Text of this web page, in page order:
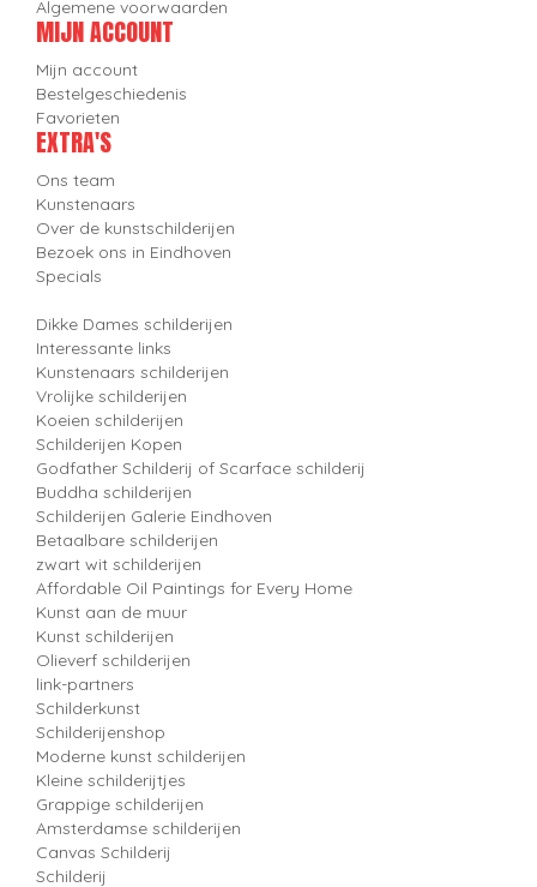
Algemene voorwaarden
MIJN ACCOUNT
Mijn account
Bestelgeschiedenis
Favorieten
EXTRA'S
Ons team
Kunstenaars
Over de kunstschilderijen
Bezoek ons in Eindhoven
Specials
Dikke Dames schilderijen
Interessante links
Kunstenaars schilderijen
Vrolijke schilderijen
Koeien schilderijen
Schilderijen Kopen
Godfather Schilderij of Scarface schilderij
Buddha schilderijen
Schilderijen Galerie Eindhoven
Betaalbare schilderijen
zwart wit schilderijen
Affordable Oil Paintings for Every Home
Kunst aan de muur
Kunst schilderijen
Olieverf schilderijen
link-partners
Schilderkunst
Schilderijenshop
Moderne kunst schilderijen
Kleine schilderijtjes
Grappige schilderijen
Amsterdamse schilderijen
Canvas Schilderij
Schilderij